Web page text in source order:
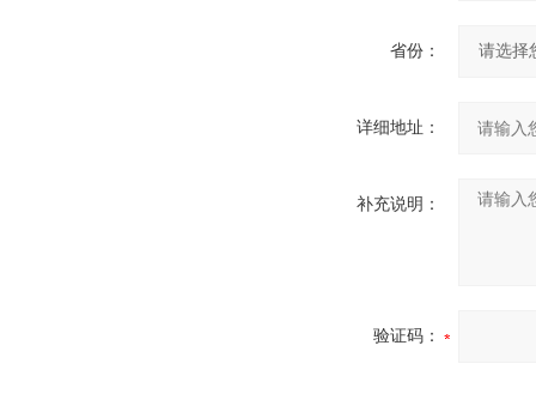
省份：
详细地址：
补充说明：
验证码：